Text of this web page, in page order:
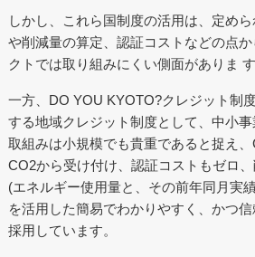
しかし、これら国制度の活用は、定め
や削減量の算定、認証コストなどの点
クトでは取り組みにくい側面がありま す
一方、DO YOU KYOTO?クレジット制
する地域クレジット制度として、中小
取組みは小規模でも貴重であると捉え
CO2から受け付け、認証コストもゼロ
(エネルギー使用量と、その前年同月実
を活用した簡易でわかりやすく、かつ
採用しています。